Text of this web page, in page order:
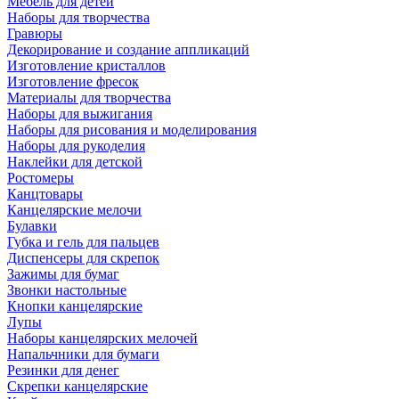
Наборы для творчества
Гравюры
Декорирование и создание аппликаций
Изготовление кристаллов
Изготовление фресок
Материалы для творчества
Наборы для выжигания
Наборы для рисования и моделирования
Наборы для рукоделия
Наклейки для детской
Ростомеры
Канцтовары
Канцелярские мелочи
Булавки
Губка и гель для пальцев
Диспенсеры для скрепок
Зажимы для бумаг
Звонки настольные
Кнопки канцелярские
Лупы
Наборы канцелярских мелочей
Напальчники для бумаги
Резинки для денег
Скрепки канцелярские